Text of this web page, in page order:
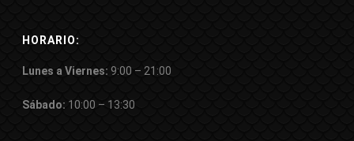
HORARIO:
Lunes a Viernes:9:00 – 21:00
Sábado: 10:00 – 13:30